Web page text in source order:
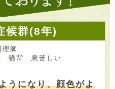
候群(8年)
師
猫背 息苦しい
うになり、顔色がよ